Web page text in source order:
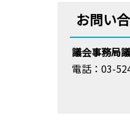
お問い
議会事務局
電話：03-